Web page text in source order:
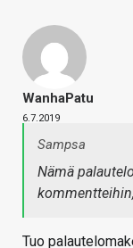
WanhaPatu
6.7.2019
Sampsa
Nämä
Tuo